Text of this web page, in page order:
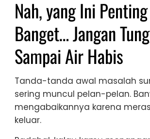
Nah, yang Ini Penting
Banget… Jangan
Sampai Air Habis
Tanda-tanda awal masalah
sering muncul pelan-pelan.
mengabaikannya karena
keluar.